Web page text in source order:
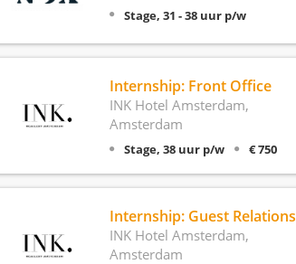
Stage, 31 - 38 uur p/w
Internship: Front Office
INK Hotel Amsterdam,
Amsterdam
Stage, 38 uur p/w € 750
Internship: Guest Relations
INK Hotel Amsterdam,
Amsterdam